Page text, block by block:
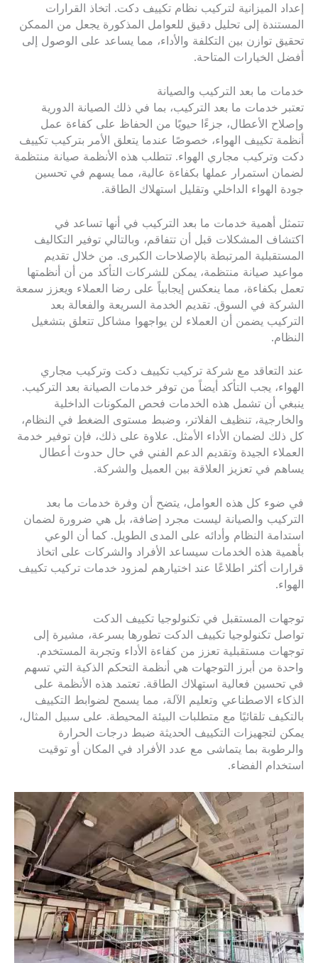
إعداد الميزانية لتركيب نظام تكييف دكت. اتخاذ القرارات
المستندة إلى تحليل دقيق للعوامل المذكورة يجعل من الممكن
تحقيق توازن بين التكلفة والأداء، مما يساعد على الوصول إلى
أفضل الخيارات المتاحة.
خدمات ما بعد التركيب والصيانة
تعتبر خدمات ما بعد التركيب، بما في ذلك الصيانة الدورية
وإصلاح الأعطال، جزءًا حيويًا من الحفاظ على كفاءة عمل
أنظمة تكييف الهواء، خصوصًا عندما يتعلق الأمر بتركيب تكييف
دكت وتركيب مجاري الهواء. تتطلب هذه الأنظمة صيانة منتظمة
لضمان استمرار عملها بكفاءة عالية، مما يسهم في تحسين
جودة الهواء الداخلي وتقليل استهلاك الطاقة.
تتمثل أهمية خدمات ما بعد التركيب في أنها تساعد في
اكتشاف المشكلات قبل أن تتفاقم، وبالتالي توفير التكاليف
المستقبلية المرتبطة بالإصلاحات الكبرى. من خلال تقديم
مواعيد صيانة منتظمة، يمكن للشركات التأكد من أن أنظمتها
تعمل بكفاءة، مما ينعكس إيجابياً على رضا العملاء ويعزز سمعة
الشركة في السوق. تقديم الخدمة السريعة والفعالة بعد
التركيب يضمن أن العملاء لن يواجهوا مشاكل تتعلق بتشغيل
النظام.
عند التعاقد مع شركة تركيب تكييف دكت وتركيب مجاري
الهواء، يجب التأكد أيضاً من توفر خدمات الصيانة بعد التركيب.
ينبغي أن تشمل هذه الخدمات فحص المكونات الداخلية
والخارجية، تنظيف الفلاتر، وضبط مستوى الضغط في النظام،
كل ذلك لضمان الأداء الأمثل. علاوة على ذلك، فإن توفير خدمة
العملاء الجيدة وتقديم الدعم الفني في حال حدوث أعطال
يساهم في تعزيز العلاقة بين العميل والشركة.
في ضوء كل هذه العوامل، يتضح أن وفرة خدمات ما بعد
التركيب والصيانة ليست مجرد إضافة، بل هي ضرورة لضمان
استدامة النظام وأدائه على المدى الطويل. كما أن الوعي
بأهمية هذه الخدمات سيساعد الأفراد والشركات على اتخاذ
قرارات أكثر اطلاعًا عند اختيارهم لمزود خدمات تركيب تكييف
الهواء.
توجهات المستقبل في تكنولوجيا تكييف الدكت
تواصل تكنولوجيا تكييف الدكت تطورها بسرعة، مشيرة إلى
توجهات مستقبلية تعزز من كفاءة الأداء وتجربة المستخدم.
واحدة من أبرز التوجهات هي أنظمة التحكم الذكية التي تسهم
في تحسين فعالية استهلاك الطاقة. تعتمد هذه الأنظمة على
الذكاء الاصطناعي وتعليم الآلة، مما يسمح لضوابط التكييف
بالتكيف تلقائيًا مع متطلبات البيئة المحيطة. على سبيل المثال،
يمكن لتجهيزات التكييف الحديثة ضبط درجات الحرارة
والرطوبة بما يتماشى مع عدد الأفراد في المكان أو توقيت
استخدام الفضاء.